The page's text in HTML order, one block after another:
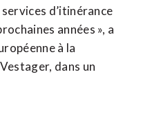
d’itinérance
années », a
à la
dans un